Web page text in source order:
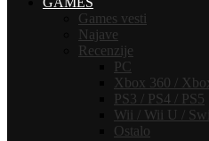
Games vesti
Najave
Recenzije
PC
Xbox 360 /
PS3 / PS4 / PS5
Wii / Wii U /
Ostalo